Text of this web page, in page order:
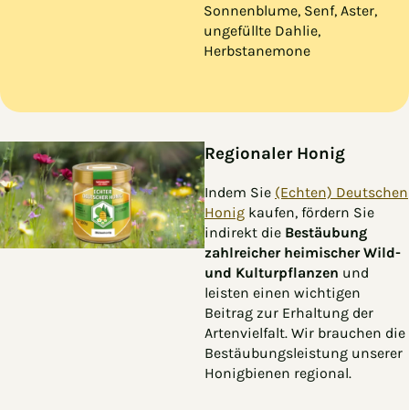
Sonnenblume, Senf, Aster,
ungefüllte Dahlie,
Herbstanemone
Regionaler Honig
Indem Sie (Echten) Deutschen
Honig kaufen, fördern Sie
indirekt die Bestäubung
zahlreicher heimischer Wild-
und Kulturpflanzen und
leisten einen wichtigen
Beitrag zur Erhaltung der
Artenvielfalt. Wir brauchen die
Bestäubungsleistung unserer
Honigbienen regional.